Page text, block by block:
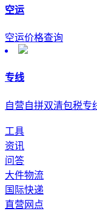
空运
空运价格查询
专线
自营自拼双清包税专
工具
资讯
问答
大件物流
国际快递
直营网点